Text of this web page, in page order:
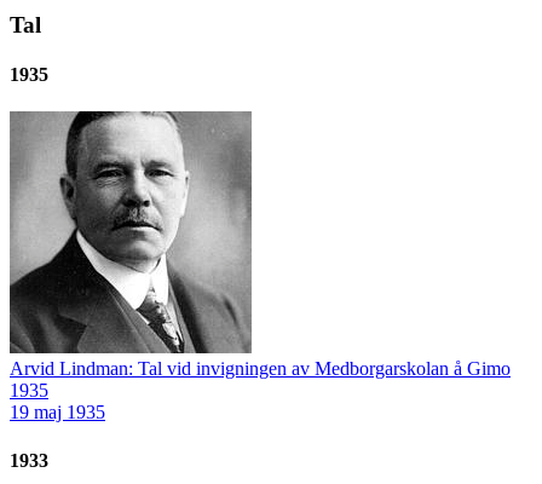
Tal
1935
Arvid Lindman: Tal vid invigningen av Medborgarskolan å Gimo
1935
19 maj 1935
1933